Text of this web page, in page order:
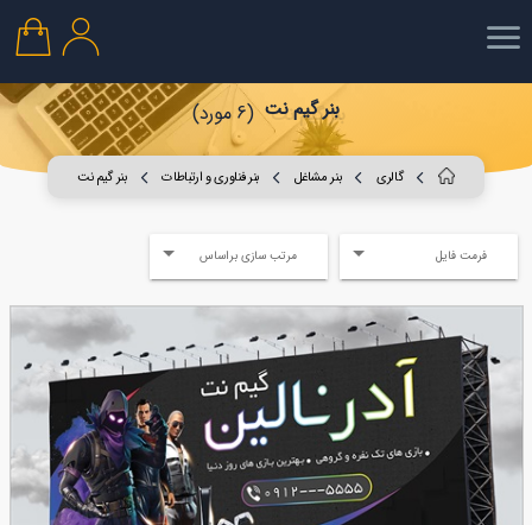
بنر گیم نت (6 مورد)
گالری بنر مشاغل بنر فناوری و ارتباطات بنر گیم نت
فرمت فایل مرتب سازی براساس